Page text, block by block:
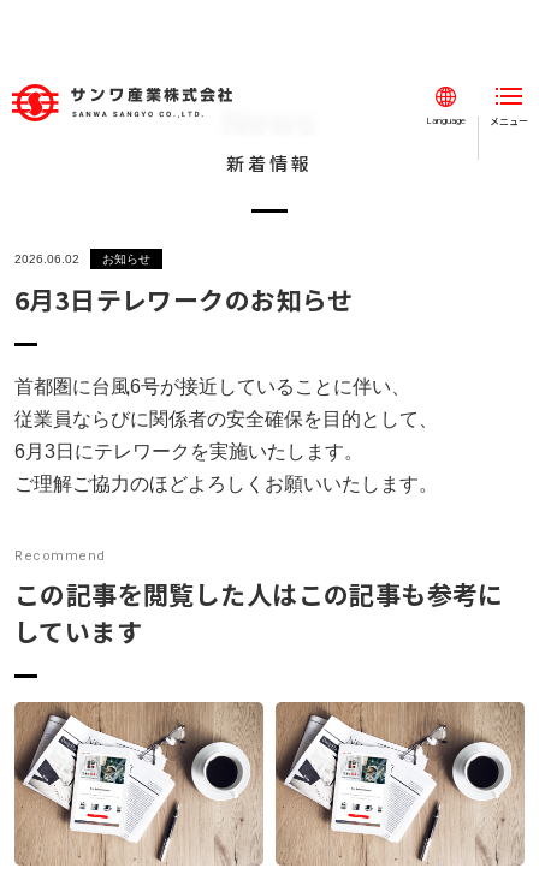
Language メニュー
閉じる
事例紹介
会社案内
新着情報
お知らせ
社内イベント
お問い合わせ
プライバシーポリシー
アクセス
新着情報
2026.06.02 お知らせ
6月3日テレワークのお知らせ
首都圏に台風6号が接近していることに伴い、
従業員ならびに関係者の安全確保を目的として、
6月3日にテレワークを実施いたします。
ご理解ご協力のほどよろしくお願いいたします。
Recommend
この記事を閲覧した人はこの記事も参考に
しています